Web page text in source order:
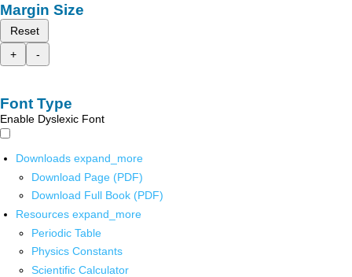
Margin Size
Reset
+
-
Font Type
Enable Dyslexic Font
Downloads expand_more
Download Page (PDF)
Download Full Book (PDF)
Resources expand_more
Periodic Table
Physics Constants
Scientific Calculator